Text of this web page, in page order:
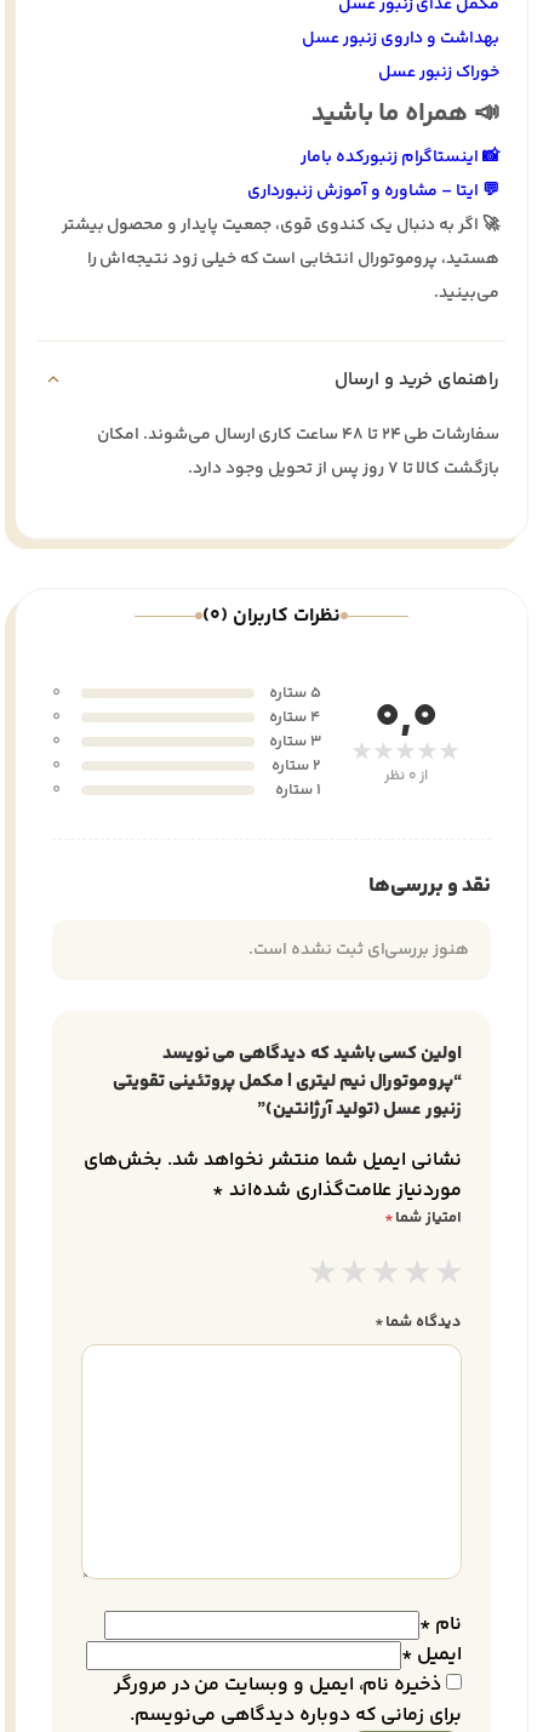
بهداشت و داروی زنبور عسل
خوراک زنبور عسل
📣 همراه ما باشید
📸 اینستاگرام زنبورکده بامار
💬 ایتا – مشاوره و آموزش زنبورداری
🚀 اگر به دنبال یک کندوی قوی، جمعیت پایدار و محصول بیشتر
هستید، پروموتورال انتخابی است که خیلی زود نتیجه‌اش را
می‌بینید.
راهنمای خرید و ارسال
سفارشات طی ۲۴ تا ۴۸ ساعت کاری ارسال می‌شوند. امکان
بازگشت کالا تا ۷ روز پس از تحویل وجود دارد.
نظرات کاربران (0)
0,0
★★★★★
از 0 نظر
5 ستاره
0
4 ستاره
0
3 ستاره
0
2 ستاره
0
0
نقد و بررسی‌ها
هنوز بررسی‌ای ثبت نشده است.
اولین کسی باشید که دیدگاهی می نویسد
“پروموتورال نیم لیتری | مکمل پروتئینی تقویتی
زنبور عسل (تولید آرژانتین)”
نشانی ایمیل شما منتشر نخواهد شد. بخش‌های
موردنیاز علامت‌گذاری شده‌اند *
امتیاز شما*
دیدگاه شما*
نام *
ایمیل *
ذخیره نام، ایمیل و وبسایت من در مرورگر
برای زمانی که دوباره دیدگاهی می‌نویسم.